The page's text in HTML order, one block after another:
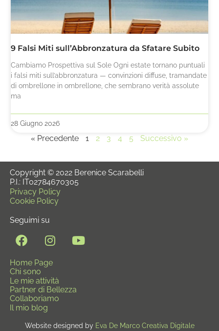
9 Falsi Miti sull’Abbronzatura da Sfatare Subito
Cambiamo Prospettiva sul Sole Ogni estate tornano puntuali
i falsi miti sull’abbronzatura — convinzioni diffuse, tramandate
di ombrellone in ombrellone, che sembrano verità assolute
ma
28 Giugno 2026
« Precedente 1 2 3 4 5 Successivo »
Copyright © 2022 Berenice Scarabelli
P.I.: IT02784670305
Privacy Policy
Cookie Policy
Seguimi su
Home Page
Chi sono
Le mie attività
Partner di Bellezza
Collaboriamo
Il mio blog
Website designed by Eva De Marco Creativa Digitale